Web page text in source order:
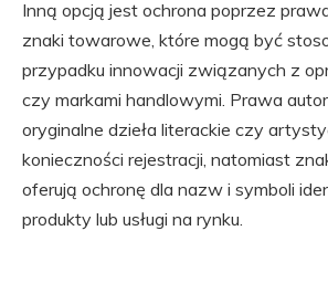
Inną opcją jest ochrona poprzez
znaki towarowe, które mogą być
przypadku innowacji związanych z
czy markami handlowymi. Prawa
oryginalne dzieła literackie czy
konieczności rejestracji, natomiast
oferują ochronę dla nazw i symboli
produkty lub usługi na rynku.